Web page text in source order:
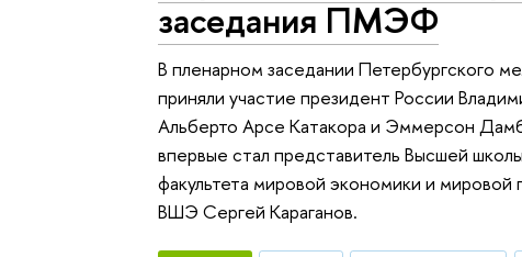
заседания ПМЭФ
В пленарном заседании Петербургского
приняли участие президент России
Альберто Арсе Катакора и Эммерсон
впервые стал представитель Высшей
факультета мировой экономики и
ВШЭ Сергей Караганов.